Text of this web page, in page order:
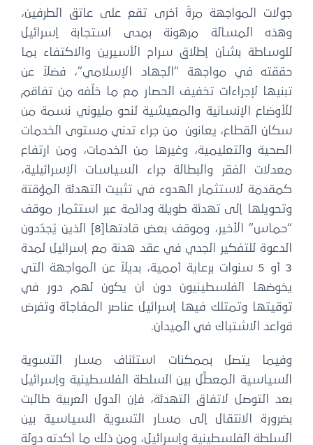
جولات المواجهة مرةً أخرى تقع على عاتق الطرفين،
وهذه المسألة مرهونة بمدى استجابة إسرائيل
للوساطة بشأن إطلاق سراح الأسيرين والاكتفاء بما
حققته في مواجهة “الجهاد الإسلامي”، فضلاً عن
تبنيها لإجراءات تخفيف الحصار مع ما خلّفه من تفاقم
للأوضاع الإنسانية والمعيشية لنحو مليوني نسمة من
سكان القطاع، يعانون من جراء تدني مستوى الخدمات
الصحية والتعليمية، وغيرها من الخدمات، ومن ارتفاع
معدلات الفقر والبطالة جراء السياسات الإسرائيلية،
كمقدمة لاستثمار الهدوء في تثبيت التهدئة المؤقتة
وتحويلها إلى تهدئة طويلة ودائمة عبر استثمار موقف
“حماس” الأخير، وموقف بعض قادتها[8] الذين يُجدّدون
الدعوة للتفكير الجدي في عقد هدنة مع إسرائيل لمدة
3 أو 5 سنوات برعاية أممية، بديلاً عن المواجهة التي
يخوضها الفلسطينيون دون أن يكون لهم دور في
توقيتها وتمتلك فيها إسرائيل عناصر المفاجأة وتفرض
قواعد الاشتباك في الميدان.
وفيما يتصل بممكنات استئناف مسار التسوية
السياسية المعطَّل بين السلطة الفلسطينية وإسرائيل
بعد التوصل لاتفاق التهدئة، فإن الدول العربية طالبت
بضرورة الانتقال إلى مسار التسوية السياسية بين
السلطة الفلسطينية وإسرائيل، ومن ذلك ما أكدته دولة